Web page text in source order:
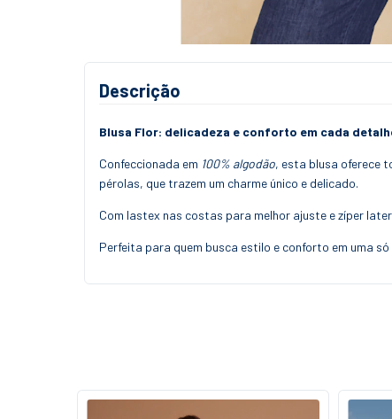
Descrição
Blusa Flor: delicadeza e conforto em cada
Confeccionada em 100% algodão, esta blusa oferece
pérolas, que trazem um charme único e delicado.
Com lastex nas costas para melhor ajuste e zíper
Perfeita para quem busca estilo e conforto em uma só